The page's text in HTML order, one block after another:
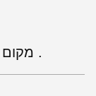
מקום נחמד כל מיני בתי אוכל.מקום נקי .